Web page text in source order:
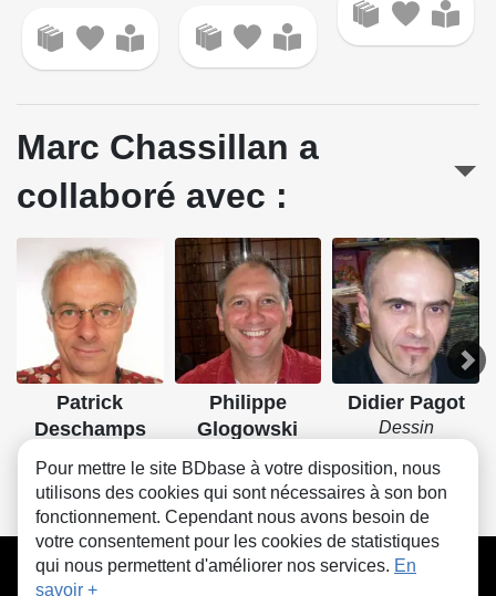
Marc Chassillan a
collaboré avec :
Patrick
Deschamps
Philippe
Glogowski
Didier Pagot
Dessin
CGU FAQ Contact Cookies
Pour mettre le site BDbase à votre disposition, nous
utilisons des cookies qui sont nécessaires à son bon
fonctionnement. Cependant nous avons besoin de
votre consentement pour les cookies de statistiques
qui nous permettent d'améliorer nos services. En
savoir +